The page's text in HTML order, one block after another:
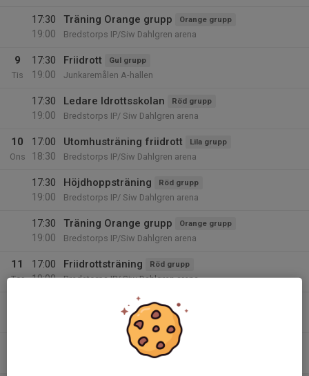
17:30
19:00
Träning Orange grupp Orange grupp
Bredstorps IP/Siw Dahlgren arena
9
Tis
17:30
19:00
Friidrott Gul grupp
Junkaremålen A-hallen
17:30
19:00
Ledare Idrottsskolan Röd grupp
Bredstorps IP/ Siw Dahlgren arena
10
Ons
17:00
18:30
Utomhusträning friidrott Lila grupp
Bredstorps IP/Siw Dahlgren arena
17:30
19:00
Höjdhoppsträning Röd grupp
Bredstorps IP/ Siw Dahlgren arena
17:30
19:00
Träning Orange grupp Orange grupp
Bredstorps IP/Siw Dahlgren arena
11
Tor
17:00
19:00
Friidrottsträning Röd grupp
Bredstorps IP/ Siw Dahlgren arena
Gul grupp